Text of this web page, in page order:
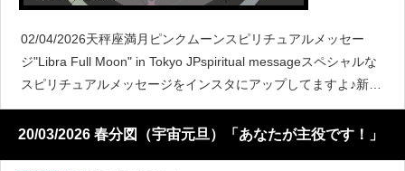
02/04/2026天秤座満月ピンクムーンスピリチュアルメッセー
ジ"Libra Full Moon" in Tokyo JPspiritual messageスペシャルな
スピリチュアルメッセージをインスタにアップしてますよ♪新月
と満月の関係
20/03/2026 春分図（宇宙元旦）「あなたが主役です！」